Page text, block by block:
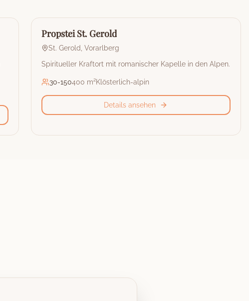
🏰
Hotel
Propstei St. Gerold
St. Gerold Vorarlberg
Spiritueller Kraftort mit romanischer Kapelle in den Alpen.
30-150400 m²Klösterlich-alpin
Details ansehen